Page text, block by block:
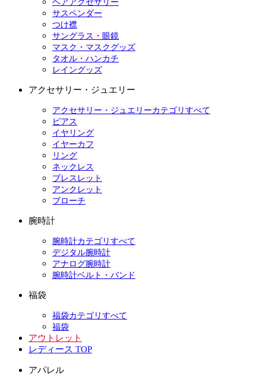
ヘアアクセサリー
サスペンダー
つけ襟
サングラス・眼鏡
マスク・マスクグッズ
タオル・ハンカチ
レイングッズ
アクセサリー・ジュエリー
アクセサリー・ジュエリーカテゴリすべて
ピアス
イヤリング
イヤーカフ
リング
ネックレス
ブレスレット
アンクレット
ブローチ
腕時計
腕時計カテゴリすべて
デジタル腕時計
アナログ腕時計
腕時計ベルト・バンド
福袋
福袋カテゴリすべて
福袋
アウトレット
レディース TOP
アパレル